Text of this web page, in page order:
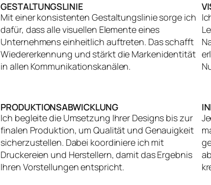
GESTALTUNGSLINIE
Mit einer konsistenten Gestaltungslinie sorge ich
dafür, dass alle visuellen Elemente eines
Unternehmens einheitlich auftreten. Das schafft
Wiedererkennung und stärkt die Markenidentität
in allen Kommunikationskanälen.
PRODUKTIONSABWICKLUNG
Ich begleite die Umsetzung Ihrer Designs bis zur
finalen Produktion, um Qualität und Genauigkeit
sicherzustellen. Dabei koordiniere ich mit
Druckereien und Herstellern, damit das Ergebnis
Ihren Vorstellungen entspricht.